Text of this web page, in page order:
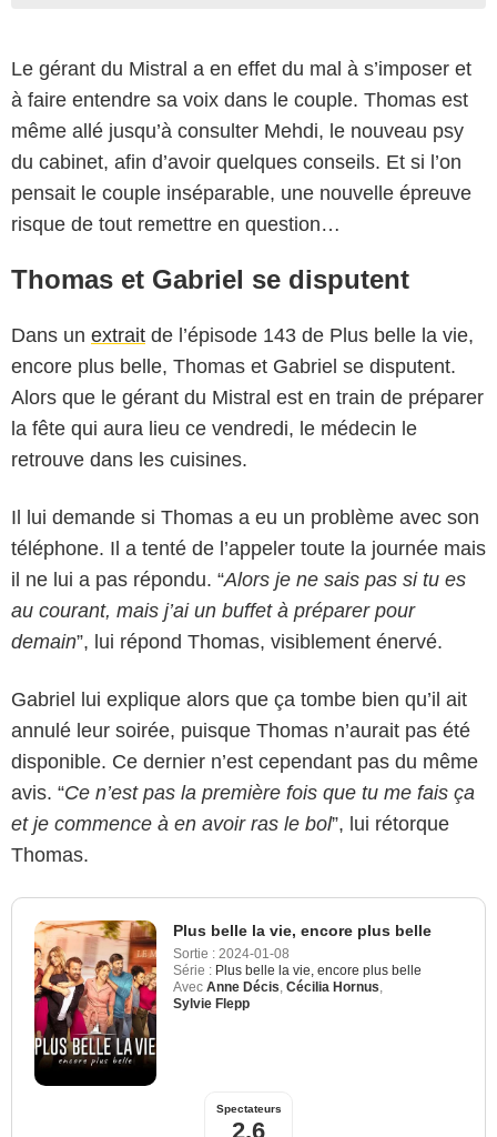
Le gérant du Mistral a en effet du mal à s’imposer et
à faire entendre sa voix dans le couple. Thomas est
même allé jusqu’à consulter Mehdi, le nouveau psy
du cabinet, afin d’avoir quelques conseils. Et si l’on
pensait le couple inséparable, une nouvelle épreuve
risque de tout remettre en question…
Thomas et Gabriel se disputent
Dans un extrait de l’épisode 143 de Plus belle la vie,
encore plus belle, Thomas et Gabriel se disputent.
Alors que le gérant du Mistral est en train de préparer
la fête qui aura lieu ce vendredi, le médecin le
retrouve dans les cuisines.
Il lui demande si Thomas a eu un problème avec son
téléphone. Il a tenté de l’appeler toute la journée mais
il ne lui a pas répondu. “Alors je ne sais pas si tu es
au courant, mais j’ai un buffet à préparer pour
demain”, lui répond Thomas, visiblement énervé.
Gabriel lui explique alors que ça tombe bien qu’il ait
annulé leur soirée, puisque Thomas n’aurait pas été
disponible. Ce dernier n’est cependant pas du même
avis. “Ce n’est pas la première fois que tu me fais ça
et je commence à en avoir ras le bol”, lui rétorque
Thomas.
Plus belle la vie, encore plus belle
Sortie : 2024-01-08
Série : Plus belle la vie, encore plus belle
Avec Anne Décis Cécilia Hornus
Sylvie Flepp
Spectateurs
2,6